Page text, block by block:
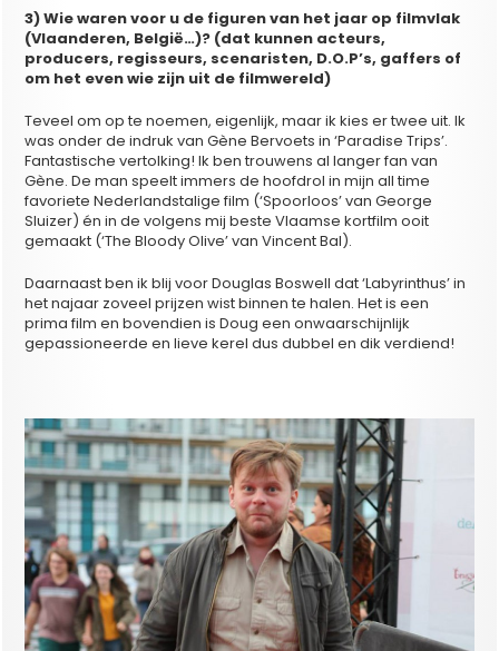
3) Wie waren voor u de figuren van het jaar op filmvlak
(Vlaanderen, België…)? (dat kunnen acteurs,
producers, regisseurs, scenaristen, D.O.P’s, gaffers of
om het even wie zijn uit de filmwereld)
Teveel om op te noemen, eigenlijk, maar ik kies er twee uit. Ik
was onder de indruk van Gène Bervoets in ‘Paradise Trips’.
Fantastische vertolking! Ik ben trouwens al langer fan van
Gène. De man speelt immers de hoofdrol in mijn all time
favoriete Nederlandstalige film (‘Spoorloos’ van George
Sluizer) én in de volgens mij beste Vlaamse kortfilm ooit
gemaakt (‘The Bloody Olive’ van Vincent Bal).
Daarnaast ben ik blij voor Douglas Boswell dat ‘Labyrinthus’ in
het najaar zoveel prijzen wist binnen te halen. Het is een
prima film en bovendien is Doug een onwaarschijnlijk
gepassioneerde en lieve kerel dus dubbel en dik verdiend!